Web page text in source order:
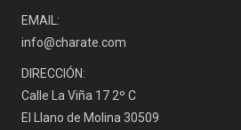
EMAIL:
info@charate.com
DIRECCIÓN:
Calle La Viña 17 2º C
El Llano de Molina 30509